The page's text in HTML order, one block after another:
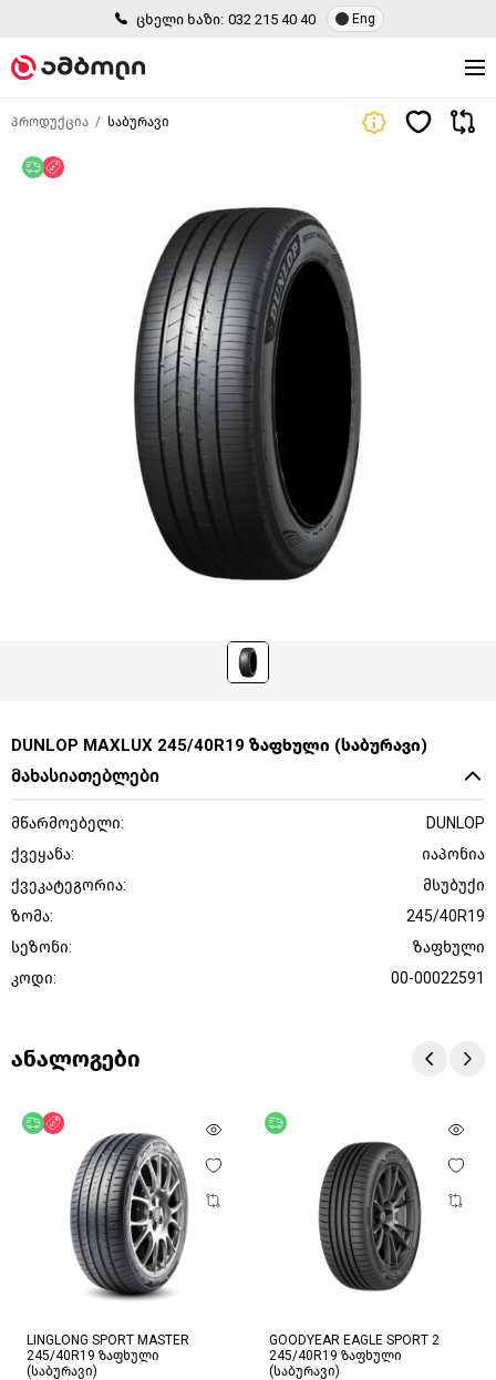
ცხელი ხაზი: 032 215 40 40 Eng
პროდუქცია საბურავი
უფასო მიწოდება
DUNLOP MAXLUX 245/40R19 ზაფხული (საბურავი)
მახასიათებლები
მწარმოებელი:
DUNLOP
ქვეყანა:
იაპონია
ქვეკატეგორია:
მსუბუქი
ზომა:
245/40R19
სეზონი:
ზაფხული
კოდი:
00-00022591
ანალოგები
უფასო მიწოდება
LINGLONG SPORT MASTER
245/40R19 ზაფხული
(საბურავი)
GOODYEAR EAGLE SPORT 2
245/40R19 ზაფხული
(საბურავი)